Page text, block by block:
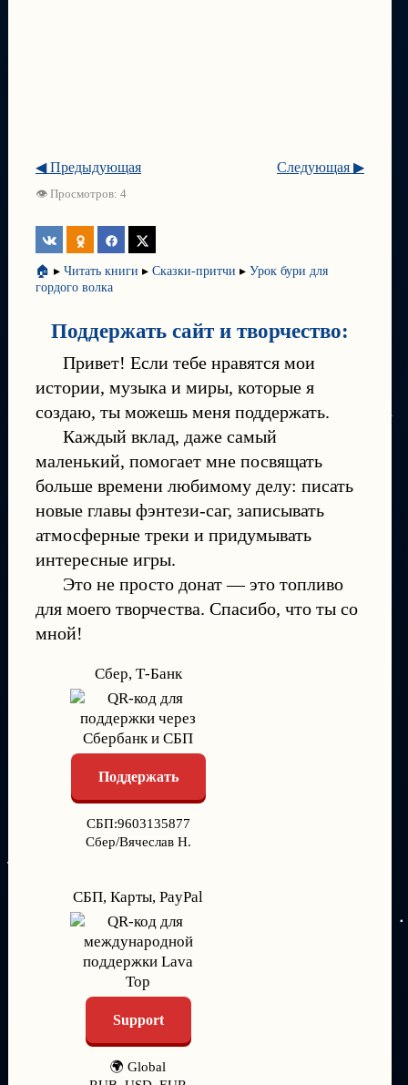
Следующая ▶
◀ Предыдующая
👁 Просмотров: 4
🏠 ▸ Читать книги ▸ Сказки-притчи ▸ Урок бури для
гордого волка
Поддержать сайт и творчество:
Привет! Если тебе нравятся мои
истории, музыка и миры, которые я
создаю, ты можешь меня поддержать.
Каждый вклад, даже самый
маленький, помогает мне посвящать
больше времени любимому делу: писать
новые главы фэнтези-саг, записывать
атмосферные треки и придумывать
интересные игры.
Это не просто донат — это топливо
для моего творчества. Спасибо, что ты со
мной!
Сбер, Т-Банк
Поддержать
СБП:9603135877
Сбер/Вячеслав Н.
СБП, Карты, PayPal
Support
🌍 Global